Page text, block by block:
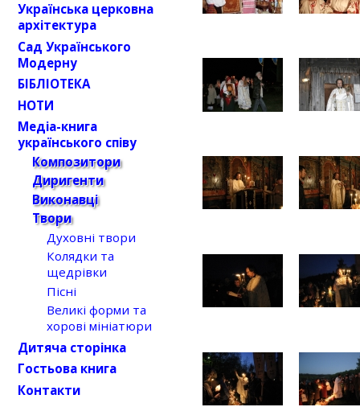
Українська церковна
архітектура
Сад Українського
Модерну
БІБЛІОТЕКА
НОТИ
Медіа-книга
українського співу
Композитори
Диригенти
Виконавці
Твори
Духовні твори
Колядки та
щедрівки
Пісні
Великі форми та
хорові мініатюри
Дитяча сторінка
Гостьова книга
Контакти